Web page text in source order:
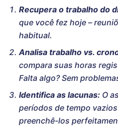
Recupera o trabalho do
que você fez hoje –
habitual.
Analisa trabalho vs.
compara suas horas
Falta algo? Sem
Identifica as lacunas: O
períodos de tempo
preenchê-los